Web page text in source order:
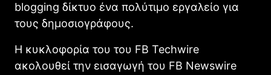
blogging δίκτυο ένα πολύτιμο εργαλείο για
τους δημοσιογράφους.
Η κυκλοφορία του του FB Techwire
ακολουθεί την εισαγωγή του FB Newswire